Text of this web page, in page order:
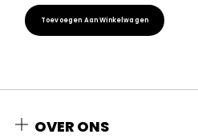
Toevoegen Aan Winkelwagen
OVER ONS